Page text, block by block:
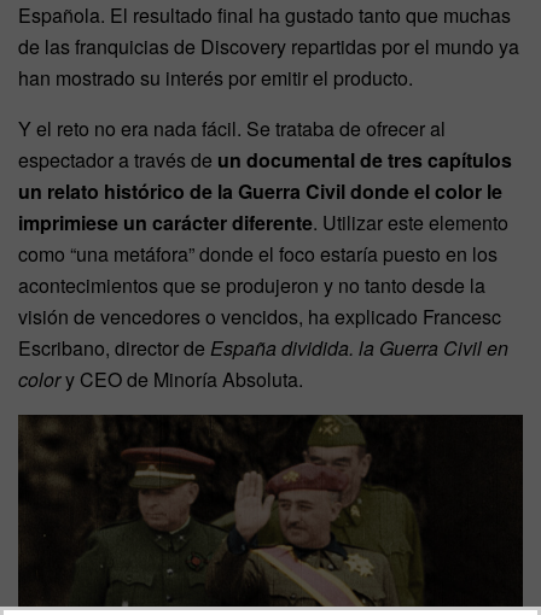
Española. El resultado final ha gustado tanto que muchas
de las franquicias de Discovery repartidas por el mundo ya
han mostrado su interés por emitir el producto.
Y el reto no era nada fácil. Se trataba de ofrecer al
espectador a través de un documental de tres capítulos
un relato histórico de la Guerra Civil donde el color le
imprimiese un carácter diferente. Utilizar este elemento
como “una metáfora” donde el foco estaría puesto en los
acontecimientos que se produjeron y no tanto desde la
visión de vencedores o vencidos, ha explicado Francesc
Escribano, director de España dividida. la Guerra Civil en
colory CEO de Minoría Absoluta.